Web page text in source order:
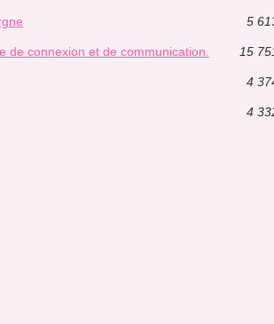
5
de connexion et de communication. 15
4
4